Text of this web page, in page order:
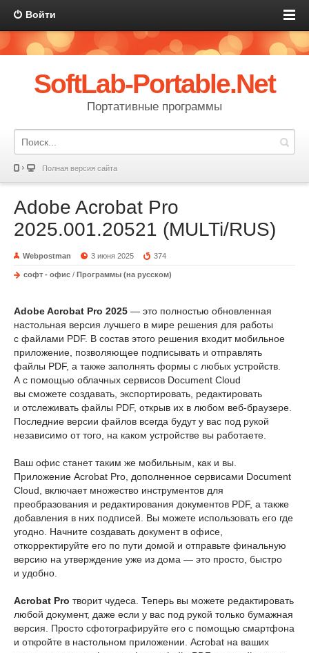
Войти
SoftLab-Portable.Net
Портативные программы
Полная версия сайта
Adobe Acrobat Pro
2025.001.20521 (MULTi/RUS)
Webpostman 3 июня 2025 374
софт - офис / Программы (на русском)
Adobe Acrobat Pro 2025 — это полностью обновленная
настольная версия лучшего в мире решения для работы
с файлами PDF. В состав этого решения входит мобильное
приложение, позволяющее подписывать и отправлять
файлы PDF, а также заполнять формы с любых устройств.
А с помощью облачных сервисов Document Cloud
вы сможете создавать, экспортировать, редактировать
и отслеживать файлы PDF, открыв их в любом веб-браузере.
Последние версии файлов всегда будут у вас под рукой
независимо от того, на каком устройстве вы работаете.
Ваш офис станет таким же мобильным, как и вы.
Приложение Acrobat Pro, дополненное сервисами Document
Cloud, включает множество инструментов для
преобразования и редактирования документов PDF, а также
добавления в них подписей. Вы можете использовать его где
угодно. Начните создавать документ в офисе,
откорректируйте его по пути домой и отправьте финальную
версию на утверждение уже из дома — это просто, быстро
и удобно.
Acrobat Pro творит чудеса. Теперь вы можете редактировать
любой документ, даже если у вас под рукой только бумажная
версия. Просто сфотографируйте его с помощью смартфона
и откройте в настольном приложении. Acrobat на ваших